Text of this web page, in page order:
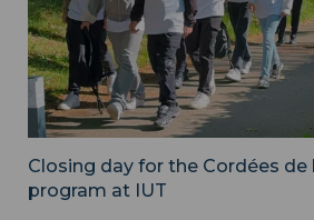
Closing day for the Cordées de
program at IUT